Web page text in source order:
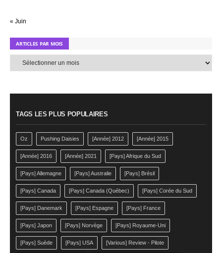
« Juin
ARTICLES PAR MOIS
TAGS LES PLUS POPULAIRES
Oz Pushing Daisies [Année] 2012 [Année] 2015
[Année] 2016 [Année] 2021 [Pays] Afrique du Sud
[Pays] Allemagne [Pays] Australie [Pays] Brésil
[Pays] Canada [Pays] Canada (Québec) [Pays] Corée du Sud
[Pays] Danemark [Pays] Espagne [Pays] France
[Pays] Japon [Pays] Norvège [Pays] Royaume-Uni
[Pays] Suède [Pays] USA [Various] Review - Pilote